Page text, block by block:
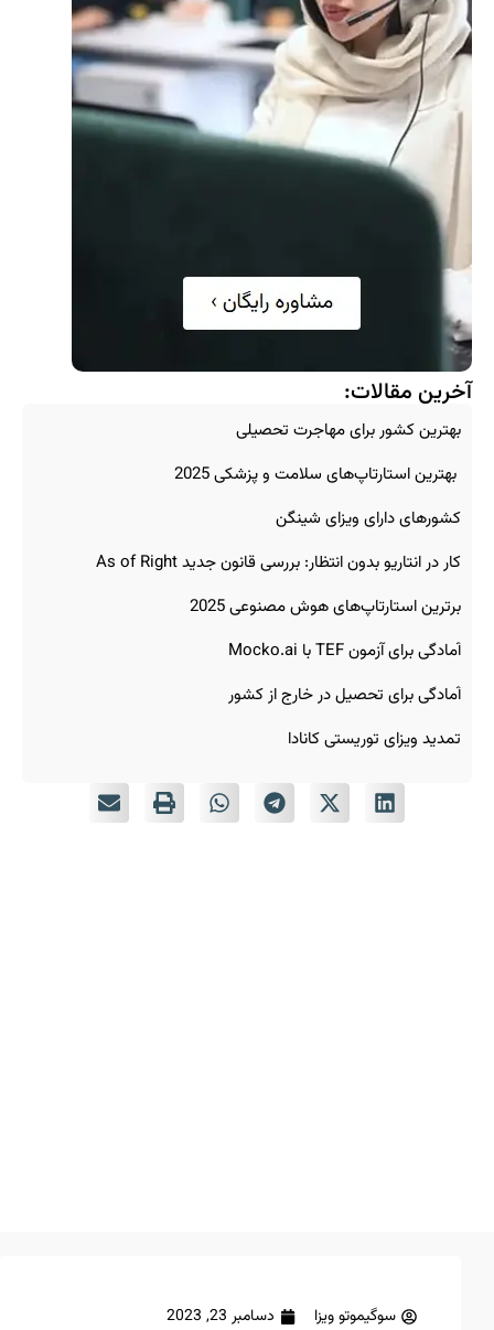
آخرین مقالات:
بهترین کشور برای مهاجرت تحصیلی
بهترین استارتاپ‌های سلامت و پزشکی 2025
کشورهای دارای ویزای شینگن
کار در انتاریو بدون انتظار: بررسی قانون جدید As of Right
برترین استارتاپ‌های هوش مصنوعی 2025
آمادگی برای آزمون TEF با Mocko.ai
آمادگی برای تحصیل در خارج از کشور
تمدید ویزای توریستی کانادا
سوگیموتو ویزا
دسامبر 23, 2023